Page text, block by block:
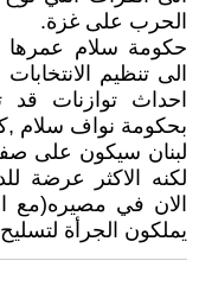
الحرب على غزة.
حكومة سلام عمرها
الى تنظيم
احداث توازنات قد
بحكومة نواف سلام
لبنان سيكون على
لكنه الاكثر عرضة
الان في مصيره(مع
يملكون الجرأة